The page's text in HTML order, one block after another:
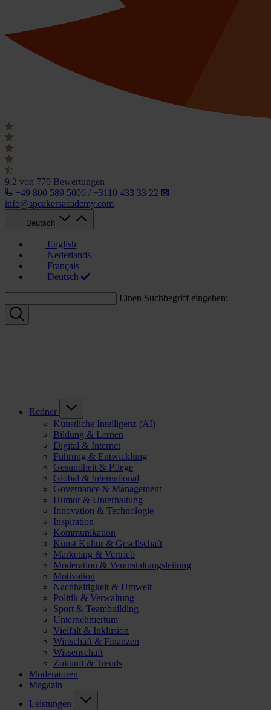
9.2 von 770 Bewertungen
+49 800 589 5006 / +3110 433 33 22
info@speakersacademy.com
Deutsch
English
Nederlands
Français
Deutsch
Einen Suchbegriff eingeben:
Redner
Künstliche Intelligenz (AI)
Bildung & Lernen
Digital & Internet
Führung & Entwicklung
Gesundheit & Pflege
Global & International
Governance & Management
Humor & Unterhaltung
Innovation & Technologie
Inspiration
Kommunikation
Kunst Kultur & Gesellschaft
Marketing & Vertrieb
Moderation & Veranstaltungsleitung
Motivation
Nachhaltigkeit & Umwelt
Politik & Verwaltung
Sport & Teambuilding
Unternehmertum
Vielfalt & Inklusion
Wirtschaft & Finanzen
Wissenschaft
Zukunft & Trends
Moderatoren
Magazin
Leistungen